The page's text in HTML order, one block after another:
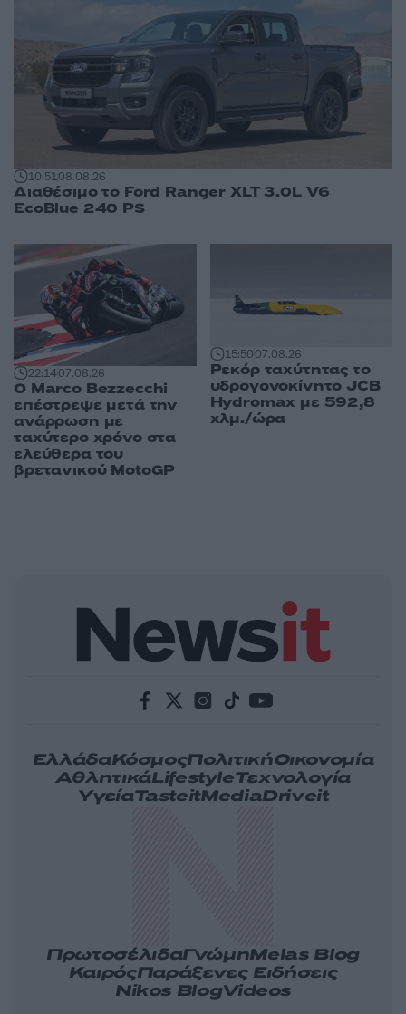
10:5108.08.26
Διαθέσιμο το Ford Ranger XLT 3.0L V6
EcoBlue 240 PS
22:1407.08.26
Ο Marco Bezzecchi
επέστρεψε μετά την
ανάρρωση με
ταχύτερο χρόνο στα
ελεύθερα του
βρετανικού MotoGP
15:5007.08.26
Ρεκόρ ταχύτητας το
υδρογονοκίνητο JCB
Hydromax με 592,8
χλμ./ώρα
ΕλλάδαΚόσμοςΠολιτικήΟικονομία
ΑθλητικάLifestyleΤεχνολογία
ΥγείαTasteitMediaDriveit
ΠρωτοσέλιδαΓνώμηMelas Blog
ΚαιρόςΠαράξενες Ειδήσεις
Nikos BlogVideos